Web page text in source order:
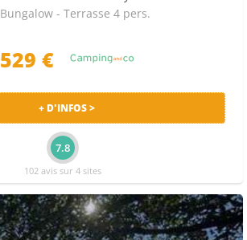
Bungalow - Terrasse 4 pers.
529 €
+ D'INFOS >
7.8
102 avis sur 4 sites